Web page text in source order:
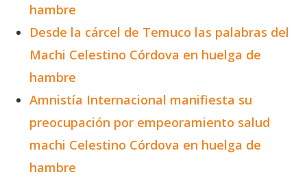
hambre
Desde la cárcel de Temuco las palabras del
Machi Celestino Córdova en huelga de
hambre
Amnistía Internacional manifiesta su
preocupación por empeoramiento salud
machi Celestino Córdova en huelga de
hambre